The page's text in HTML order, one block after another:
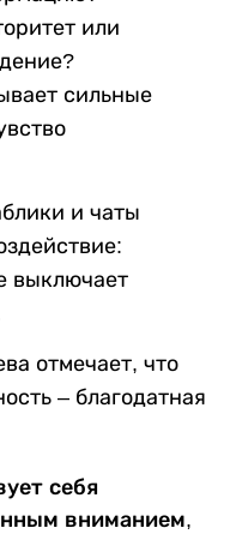
или
сильные
и чаты
выключает
отмечает, что
– благодатная
себя
вниманием,